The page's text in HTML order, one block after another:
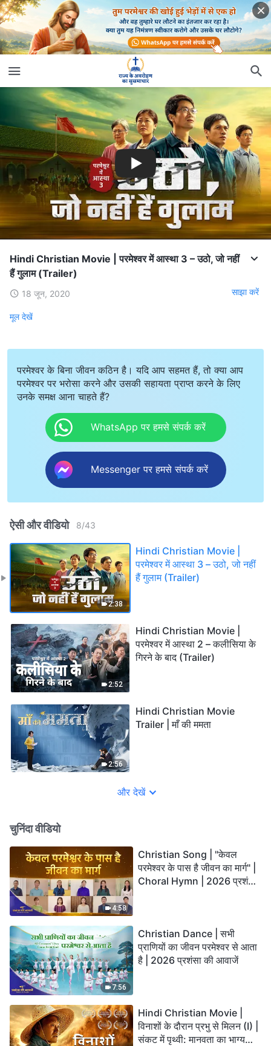
Hindi Christian Movie | परमेश्वर में आस्था 3 – उठो, जो नहीं
हैं गुलाम (Trailer)
18 जून, 2020 साझा करें
मूल देखें
परमेश्वर के बिना जीवन कठिन है। यदि आप सहमत हैं, तो क्या आप
परमेश्वर पर भरोसा करने और उसकी सहायता प्राप्त करने के लिए
उनके समक्ष आना चाहते हैं?
WhatsApp पर हमसे संपर्क करें
Messenger पर हमसे संपर्क करें
ऐसी और वीडियो 8/43
2:38
Hindi Christian Movie |
परमेश्वर में आस्था 3 – उठो, जो नहीं
हैं गुलाम (Trailer)
2:52
Hindi Christian Movie |
परमेश्वर में आस्था 2 – कलीसिया के
गिरने के बाद (Trailer)
2:56
Hindi Christian Movie
Trailer | माँ की ममता
और देखें
चुनिंदा वीडियो
4:58
Christian Song | "केवल
परमेश्वर के पास है जीवन का मार्ग" |
Choral Hymn | 2026 प्रशंसा
7:56
Christian Dance | सभी
प्राणियों का जीवन परमेश्वर से आता
है | 2026 प्रशंसा की आवाजें
Hindi Christian Movie |
विनाशों के दौरान प्रभु से मिलन (I) |
संकट में पृथ्वी: मानवता का भाग्य